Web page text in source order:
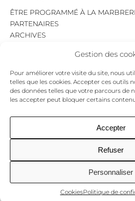
Gestion des
Pour améliorer votre visite du site, nous
telles que les cookies. Accepter ces outils
des données telles que votre parcours de
les accepter peut bloquer certains
Accepter
Refuser
Personnaliser
CookiesPolitique de
ÊTRE PROGRAMMÉ À LA
PARTENAIRES
ARCHIVES
MENTIONS LÉGALES
POLITIQUE DE CONFIDENTIALITÉ
COOKIES
NEWSLETTER
pour ne jamais passer à côté d’un